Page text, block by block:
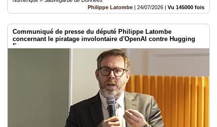
Philippe Latombe | 24/07/2026 | Vu 145000 fois
Communiqué de presse du député Philippe Latombe
concernant le piratage involontaire d'OpenAI contre Hugging
Face